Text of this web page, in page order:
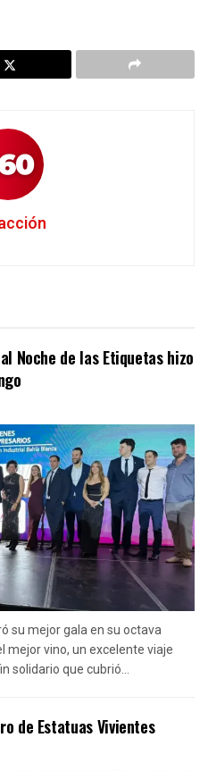
Noche de las Etiquetas hizo
su mejor gala en su octava
mejor vino, un excelente viaje
solidario que cubrió...
de Estatuas Vivientes